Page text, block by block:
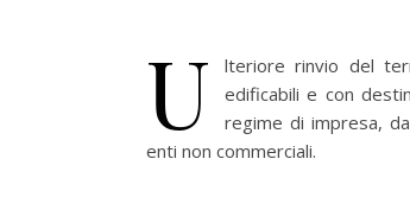
U lteriore rinvio del
edificabili e con
regime di impresa,
enti non commerciali.